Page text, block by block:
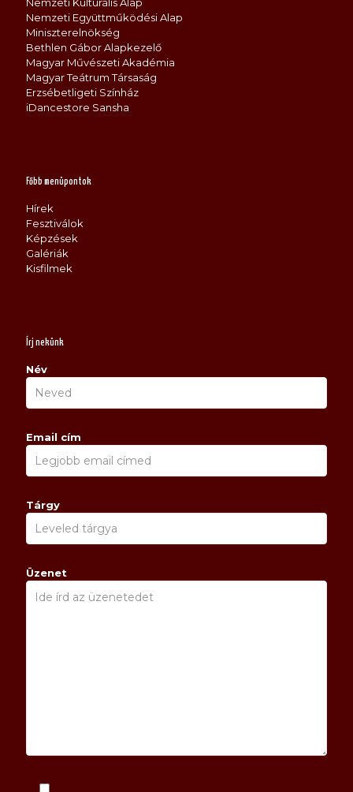
Nemzeti Együttműködési Alap
Miniszterelnökség
Bethlen Gábor Alapkezelő
Magyar Művészeti Akadémia
Magyar Teátrum Társaság
Erzsébetligeti Színház
iDancestore Sansha
Főbb menüpontok
Hírek
Fesztiválok
Képzések
Galériák
Kisfilmek
Írj nekünk
Név
Email cím
Tárgy
Üzenet